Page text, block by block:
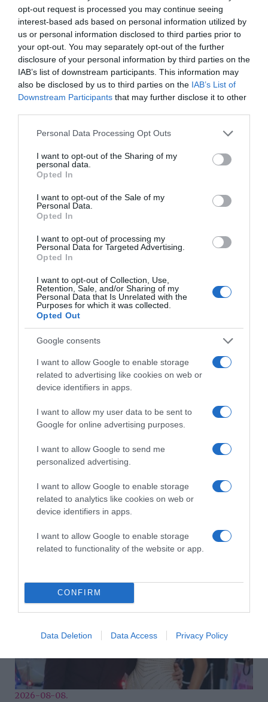
opt-out request is processed you may continue seeing
interest-based ads based on personal information utilized by
us or personal information disclosed to third parties prior to
your opt-out. You may separately opt-out of the further
disclosure of your personal information by third parties on the
IAB’s list of downstream participants. This information may
also be disclosed by us to third parties on the IAB’s List of
Downstream Participants that may further disclose it to other
Please note that this website/app uses one or more Google
not limited to your visit or usage behaviour. You may click to
grant or deny consent to Google and its third-party tags to
use your data for below specified purposes in below Google
consent section.
Personal Data Processing Opt Outs
I want to opt-out of the Sharing of my
personal data.
Opted In
I want to opt-out of the Sale of my
Personal Data.
Opted In
I want to opt-out of processing my
Personal Data for Targeted Advertising.
Opted In
I want to opt-out of Collection, Use,
Retention, Sale, and/or Sharing of my
Personal Data that Is Unrelated with the
Purposes for which it was collected.
Opted Out
Google consents
I want to allow Google to enable storage
related to advertising like cookies on web or
device identifiers in apps.
I want to allow my user data to be sent to
Google for online advertising purposes.
I want to allow Google to send me
personalized advertising.
I want to allow Google to enable storage
related to analytics like cookies on web or
device identifiers in apps.
I want to allow Google to enable storage
related to functionality of the website or app.
CONFIRM
Data Deletion Data Access Privacy Policy
úgyhogy András – sajnos – nem lesz ott a születésnapi
bulimon” – mondta Kriszta kissé csalódottan, hozzátéve:
az időpontot már nem tudja módosítani, de reméli, hogy
később pótolhatják az ünneplést. Bár a sűrű
elfoglaltságok és a kihagyott közös pillanatok kihívást
jelentenek, Kriszta optimistán tekint a jövőbe.
„Engem nagyon inspirál a siker. Ez visz előre, és András
ugyanilyen, úgyhogy nagyon megért. Pezsgek,
nyüzsgök, rengeteg feladatom és tervem van, és nagyon
élvezem. De valóban, az együtt töltött idő is nagyon
ok’. Természetesen rajta vagyunk, hogy több időnk
legyen a kapcsolatunkra, de a lényeg, hogy nem
engedtük el egymás kezét” – fogalmazott.
Megosztás:
Címkék: párkapcsolat,Stohl András,születésnap
ünneplés ,Kiss Kriszta
Korábbi bejegyzések Következő bejegyzés
HASONLÓ BEJEGYZÉSEK
2026-08-08.
Takácsatka elleni védekezés kánikulában: így mentheted
2026-08-08.